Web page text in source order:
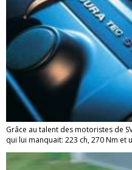
Grâce au talent des motoristes de
qui lui manquait: 223 ch, 270 Nm et